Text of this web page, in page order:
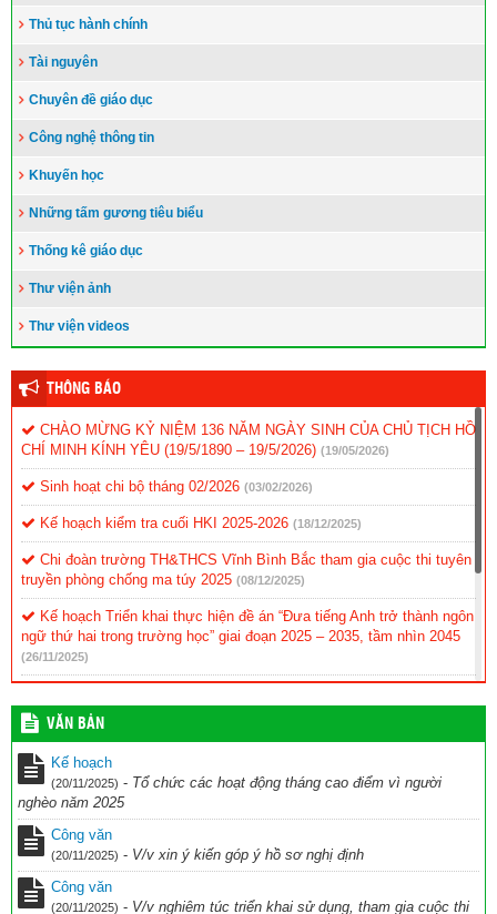
Thủ tục hành chính
Tài nguyên
Chuyên đề giáo dục
Công nghệ thông tin
Khuyến học
Những tấm gương tiêu biểu
Thống kê giáo dục
Thư viện ảnh
Thư viện videos
THÔNG BÁO
CHÀO MỪNG KỶ NIỆM 136 NĂM NGÀY SINH CỦA CHỦ TỊCH HỒ
CHÍ MINH KÍNH YÊU (19/5/1890 – 19/5/2026) (19/05/2026)
Sinh hoạt chi bộ tháng 02/2026 (03/02/2026)
Kế hoạch kiểm tra cuối HKI 2025-2026 (18/12/2025)
Chi đoàn trường TH&THCS Vĩnh Bình Bắc tham gia cuộc thi tuyên
truyền phòng chống ma túy 2025 (08/12/2025)
Kế hoạch Triển khai thực hiện đề án “Đưa tiếng Anh trở thành ngôn
ngữ thứ hai trong trường học” giai đoạn 2025 – 2035, tầm nhìn 2045
(26/11/2025)
dạy chào mừng Kỷ niệm 43 năm ngày nhà giáo Việt Nam (20/11/1982
– 20/11/2025) năm học 2025-2026
kế hoạch Thi đua chuyên đề ” Đẩy nhanh chuyển đổi số và UDCN
AI trên nền tảng ROBOKI (20/10/2025)
Kế hoạch hoạt động CLB TDTD 2025-2026
VĂN BẢN
Kế hoạch
(20/11/2025) - Tổ chức các hoạt động tháng cao điểm vì người
nghèo năm 2025
Công văn
(20/11/2025) - V/v xin ý kiến góp ý hồ sơ nghị định
Công văn
(20/11/2025) - V/v nghiêm túc triển khai sử dụng, tham gia cuộc thi